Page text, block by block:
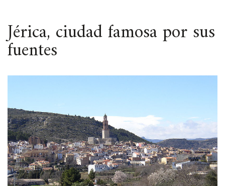
ESPACIO
Jérica, ciudad famosa por sus
fuentes